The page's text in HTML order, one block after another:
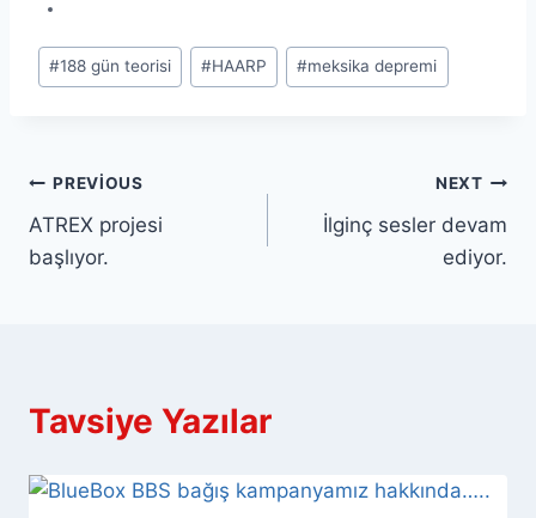
Post
Tags:
#188 gün teorisi #HAARP #meksika depremi
Yazı
gezinmesi
PREVIOUS
ATREX projesi
başlıyor.
NEXT
İlginç sesler devam
ediyor.
Tavsiye Yazılar